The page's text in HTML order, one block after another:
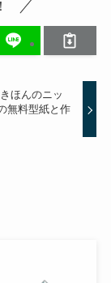
ほんのニッ
無料型紙と作